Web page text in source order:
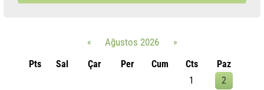
« Ağustos 2026
»
Pts
Sal Çar Per Cum Cts
Paz
1
2